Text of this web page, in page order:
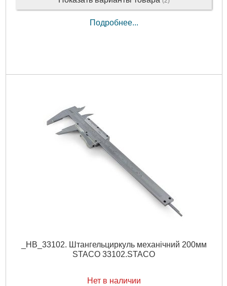
Подробнее...
_НВ_33102. Штангельциркуль механічний 200мм
STACO 33102.STACO
Нет в наличии